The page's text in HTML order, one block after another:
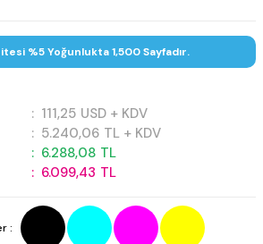
%5 Yoğunlukta 1,500 Sayfadır.
: 111,25 USD + KDV
: 5.240,06 TL + KDV
: 6.288,08 TL
: 6.099,43 TL
: